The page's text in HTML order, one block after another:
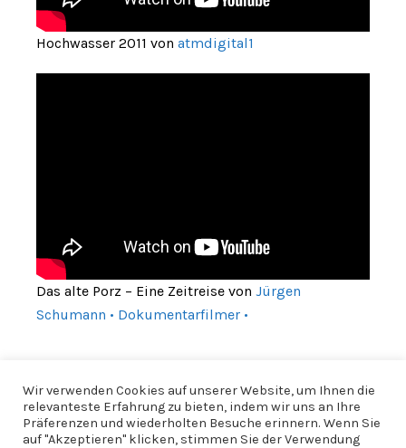
Hochwasser 2011 von atmdigital1
Das alte Porz – Eine Zeitreise von Jürgen
Schumann • Dokumentarfilmer •
Wir verwenden Cookies auf unserer Website, um Ihnen die
relevanteste Erfahrung zu bieten, indem wir uns an Ihre
Präferenzen und wiederholten Besuche erinnern. Wenn Sie
auf "Akzeptieren" klicken, stimmen Sie der Verwendung